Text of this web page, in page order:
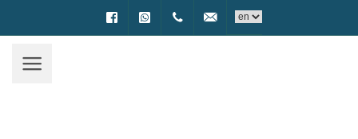
Facebook WhatsApp0994002622